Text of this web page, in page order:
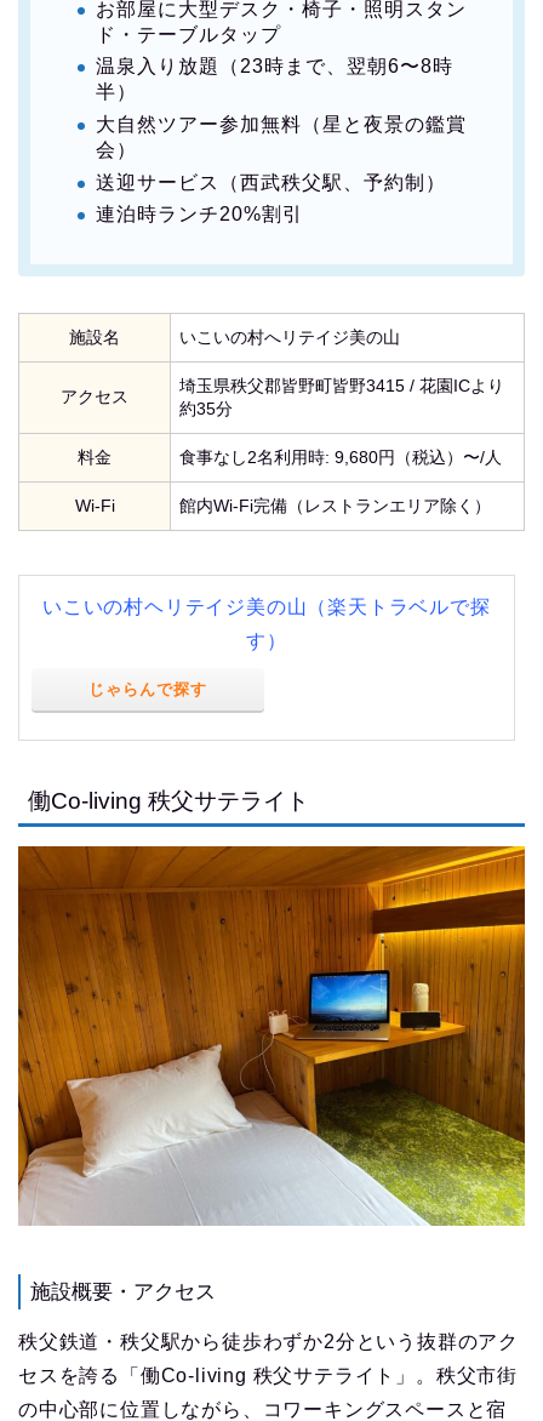
お部屋に大型デスク・椅子・照明スタン
ド・テーブルタップ
温泉入り放題（23時まで、翌朝6〜8時
半）
大自然ツアー参加無料（星と夜景の鑑賞
会）
送迎サービス（西武秩父駅、予約制）
連泊時ランチ20%割引
施設名 いこいの村へリテイジ美の山
アクセス
埼玉県秩父郡皆野町皆野3415 / 花園ICより
約35分
料金 食事なし2名利用時: 9,680円（税込）〜/人
Wi-Fi 館内Wi-Fi完備（レストランエリア除く）
いこいの村ヘリテイジ美の山（楽天トラベルで探
す）
じゃらんで探す
働Co-living 秩父サテライト
施設概要・アクセス
秩父鉄道・秩父駅から徒歩わずか2分という抜群のアク
セスを誇る「働Co-living 秩父サテライト」。秩父市街
の中心部に位置しながら、コワーキングスペースと宿